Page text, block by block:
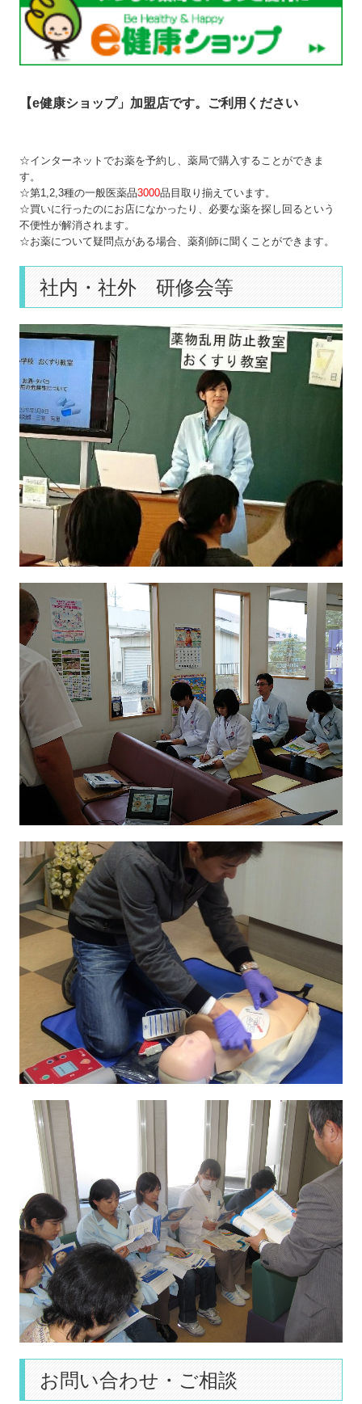
【e健康ショップ」加盟店です。ご利用ください
☆インターネットでお薬を予約し、薬局で購入することができま
す。
☆第1,2,3種の一般医薬品3000品目取り揃えています。
☆買いに行ったのにお店になかったり、必要な薬を探し回るという
不便性が解消されます。
☆お薬について疑問点がある場合、薬剤師に聞くことができます。
社内・社外 研修会等
お問い合わせ・ご相談